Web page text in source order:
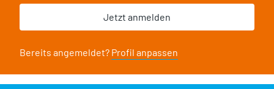
Bereits angemeldet? Profil anpassen